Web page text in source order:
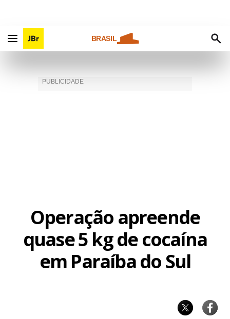
BRASIL
Operação apreende
quase 5 kg de cocaína
em Paraíba do Sul